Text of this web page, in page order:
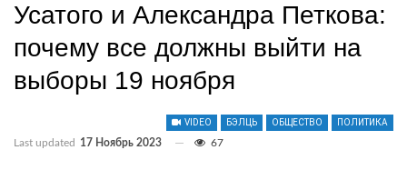
Усатого и Александра Петкова:
почему все должны выйти на
выборы 19 ноября
VIDEO БЭЛЦЬ ОБЩЕСТВО ПОЛИТИКА
Last updated 17 Ноябрь 2023 67